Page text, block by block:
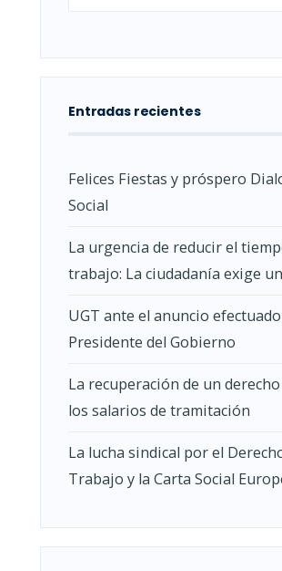
Entradas recientes
Felices Fiestas y próspero
Social
La urgencia de reducir el
trabajo: La ciudadanía exige
UGT ante el anuncio
Presidente del Gobierno
La recuperación de un
los salarios de tramitación
La lucha sindical por el
Trabajo y la Carta Social